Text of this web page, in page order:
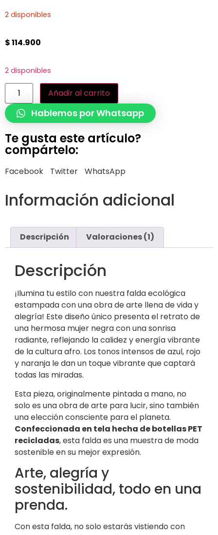
2 disponibles
$114.900
2 disponibles
Añadir al carrito
Hablemos por Whatsapp
Te gusta este artículo?
compártelo:
Facebook Twitter WhatsApp
Información adicional
Descripción Valoraciones (1)
Descripción
¡Ilumina tu estilo con nuestra falda ecológica
estampada con una obra de arte llena de vida y
alegría! Este diseño único presenta el retrato de
una hermosa mujer negra con una sonrisa
radiante, reflejando la calidez y energía vibrante
de la cultura afro. Los tonos intensos de azul, rojo
y naranja le dan un toque vibrante que captará
todas las miradas.
Esta pieza, originalmente pintada a mano, no
solo es una obra de arte para lucir, sino también
una elección consciente para el planeta.
Confeccionada en tela hecha de botellas PET
recicladas, esta falda es una muestra de moda
sostenible en su mejor expresión.
Arte, alegría y
sostenibilidad, todo en una
prenda.
Con esta falda, no solo estarás vistiendo con